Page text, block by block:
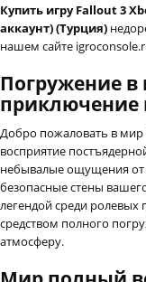
Купить игру Fallout 3
аккаунт) (Турция)
нашем сайте
Погружение в
приключение
Добро пожаловать в мир
восприятие
небывалые ощущения от
безопасные стены
легендой среди ролевых
средством полного
атмосферу.